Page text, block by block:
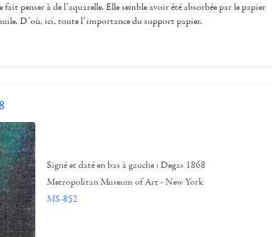
penser à de l’aquarelle. Elle semble avoir été absorbée par le papier
D’où, ici, toute l’importance du support papier.
Signé et daté en bas à gauche : Degas 1868
Metropolitan Museum of Art - New York
MS-852